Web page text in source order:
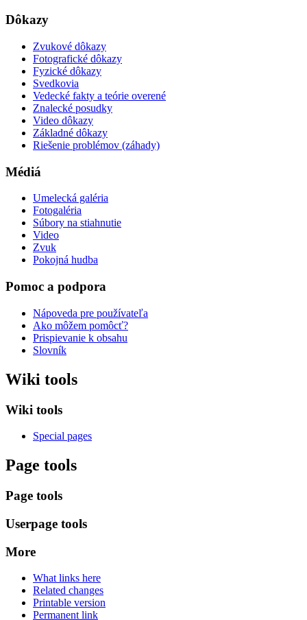
Dôkazy
Zvukové dôkazy
Fotografické dôkazy
Fyzické dôkazy
Svedkovia
Vedecké fakty a teórie overené
Znalecké posudky
Video dôkazy
Základné dôkazy
Riešenie problémov (záhady)
Médiá
Umelecká galéria
Fotogaléria
Súbory na stiahnutie
Video
Zvuk
Pokojná hudba
Pomoc a podpora
Nápoveda pre používateľa
Ako môžem pomôcť?
Prispievanie k obsahu
Slovník
Wiki tools
Wiki tools
Special pages
Page tools
Page tools
Userpage tools
More
What links here
Related changes
Printable version
Permanent link